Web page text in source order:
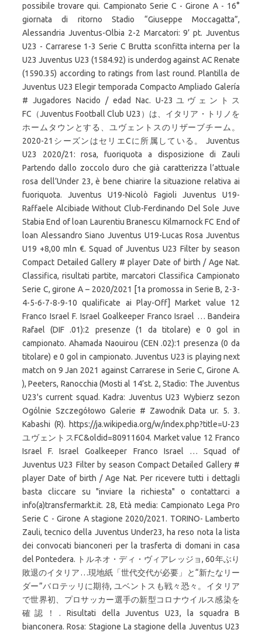
possibile trovare qui. Campionato Serie C - Girone A - 16°
giornata di ritorno Stadio “Giuseppe Moccagatta”,
Alessandria Juventus-Olbia 2-2 Marcatori: 9’ pt. Juventus
U23 - Carrarese 1-3 Serie C Brutta sconfitta interna per la
U23 Juventus U23 (1584.92) is underdog against AC Renate
(1590.35) according to ratings from last round. Plantilla de
Juventus U23 Elegir temporada Compacto Ampliado Galería
# Jugadores Nacido / edad Nac. U-23ユヴェントス
FC（Juventus Football Club U23）は、イタリア・トリノを
ホームタウンとする、ユヴェントスのリザーブチーム。
2020-21シーズンはセリエCに所属している。 Juventus
U23 2020/21: rosa, fuoriquota a disposizione di Zauli
Partendo dallo zoccolo duro che già caratterizza l’attuale
rosa dell’Under 23, è bene chiarire la situazione relativa ai
fuoriquota. Juventus U19-Nicolò Fagioli Juventus U19-
Raffaele Alcibiade Without Club-Ferdinando Del Sole Juve
Stabia End of loan Laurentiu Branescu Kilmarnock FC End of
loan Alessandro Siano Juventus U19-Lucas Rosa Juventus
U19 +8,00 mln €. Squad of Juventus U23 Filter by season
Compact Detailed Gallery # player Date of birth / Age Nat.
Classifica, risultati partite, marcatori Classifica Campionato
Serie C, girone A – 2020/2021 [1a promossa in Serie B, 2-3-
4-5-6-7-8-9-10 qualificate ai Play-Off] Market value 12
Franco Israel F. Israel Goalkeeper Franco Israel … Bandeira
Rafael (DIF .01):2 presenze (1 da titolare) e 0 gol in
campionato. Ahamada Naouirou (CEN .02):1 presenza (0 da
titolare) e 0 gol in campionato. Juventus U23 is playing next
match on 9 Jan 2021 against Carrarese in Serie C, Girone A.
), Peeters, Ranocchia (Mosti al 14’st. 2, Stadio: The Juventus
U23's current squad. Kadra: Juventus U23 Wybierz sezon
Ogólnie Szczegółowo Galerie # Zawodnik Data ur. 5. 3.
Kabashi (R). https://ja.wikipedia.org/w/index.php?title=U-23
ユヴェントスFC&oldid=80911604. Market value 12 Franco
Israel F. Israel Goalkeeper Franco Israel … Squad of
Juventus U23 Filter by season Compact Detailed Gallery #
player Date of birth / Age Nat. Per ricevere tutti i dettagli
basta cliccare su "inviare la richiesta" o contattarci a
info(a)transfermarkt.it. 28, Età media: Campionato Lega Pro
Serie C - Girone A stagione 2020/2021. TORINO- Lamberto
Zauli, tecnico della Juventus Under23, ha reso nota la lista
dei convocati bianconeri per la trasferta di domani in casa
del Pontedera. トルネオ・ディ・ヴィアレッジョ, 60年ぶり
敗退のイタリア…現地紙「世代交代が必要」と“新たなリー
ダー”バロテッリに期待, ユベントスも戦々恐々。イタリア
で世界初、プロサッカー選手の新型コロナウイルス感染を
確認！. Risultati della Juventus U23, la squadra B
bianconera. Rosa: Stagione La stagione della Juventus U23